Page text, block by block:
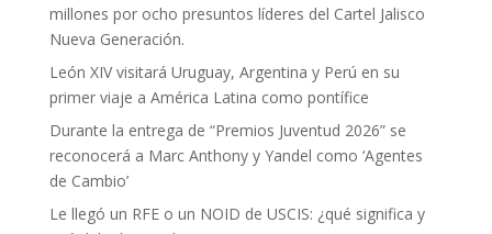
millones por ocho presuntos líderes del Cartel Jalisco
Nueva Generación.
León XIV visitará Uruguay, Argentina y Perú en su
primer viaje a América Latina como pontífice
Durante la entrega de “Premios Juventud 2026” se
reconocerá a Marc Anthony y Yandel como ‘Agentes
de Cambio’
Le llegó un RFE o un NOID de USCIS: ¿qué significa y